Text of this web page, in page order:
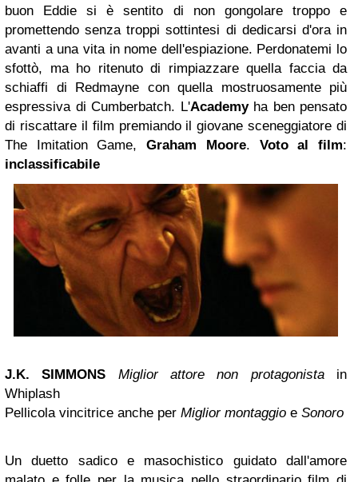
buon Eddie si è sentito di non gongolare troppo e
promettendo senza troppi sottintesi di dedicarsi d'ora in
avanti a una vita in nome dell'espiazione. Perdonatemi lo
sfottò, ma ho ritenuto di rimpiazzare quella faccia da
schiaffi di Redmayne con quella mostruosamente più
espressiva di Cumberbatch. L'Academyha ben pensato
di riscattare il film premiando il giovane sceneggiatore di
The Imitation Game,Graham Moore. Voto al film:
inclassificabile
J.K. SIMMONS Miglior attore non protagonistain
Whiplash
Pellicola vincitrice anche per Miglior montaggio e Sonoro
Un duetto sadico e masochistico guidato dall'amore